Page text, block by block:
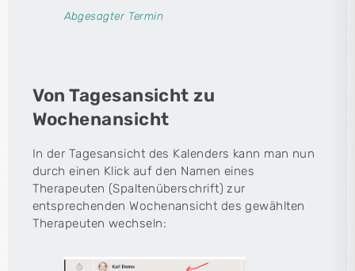
Abgesagter Termin
Von Tagesansicht zu
Wochenansicht
In der Tagesansicht des Kalenders kann man nun
durch einen Klick auf den Namen eines
Therapeuten (Spaltenüberschrift) zur
entsprechenden Wochenansicht des gewählten
Therapeuten wechseln: